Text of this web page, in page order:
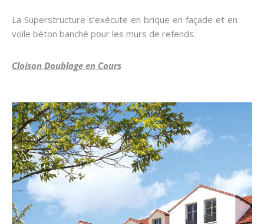
La Superstructure s’exécute en brique en façade et en
voile béton banché pour les murs de refends.
Cloison Doublage en Cours